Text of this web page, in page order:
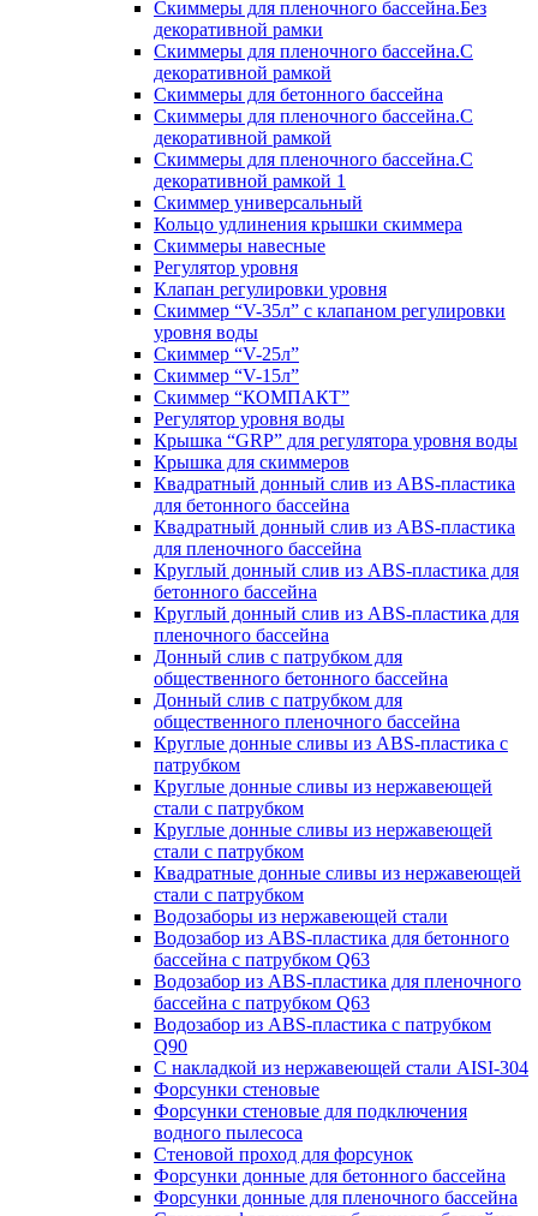
Скиммеры для пленочного бассейна.Без
декоративной рамки
Скиммеры для пленочного бассейна.С
декоративной рамкой
Скиммеры для бетонного бассейна
Скиммеры для пленочного бассейна.С
декоративной рамкой
Скиммеры для пленочного бассейна.С
декоративной рамкой 1
Скиммер универсальный
Кольцо удлинения крышки скиммера
Скиммеры навесные
Регулятор уровня
Клапан регулировки уровня
Скиммер “V-35л” с клапаном регулировки
уровня воды
Скиммер “V-25л”
Скиммер “V-15л”
Скиммер “КОМПАКТ”
Регулятор уровня воды
Крышка “GRP” для регулятора уровня воды
Крышка для скиммеров
Квадратный донный слив из ABS-пластика
для бетонного бассейна
Квадратный донный слив из ABS-пластика
для пленочного бассейна
Круглый донный слив из ABS-пластика для
бетонного бассейна
Круглый донный слив из ABS-пластика для
пленочного бассейна
Донный слив с патрубком для
общественного бетонного бассейна
Донный слив с патрубком для
общественного пленочного бассейна
Круглые донные сливы из ABS-пластика с
патрубком
Круглые донные сливы из нержавеющей
стали с патрубком
Круглые донные сливы из нержавеющей
стали с патрубком
Квадратные донные сливы из нержавеющей
стали с патрубком
Водозаборы из нержавеющей стали
Водозабор из ABS-пластика для бетонного
бассейна с патрубком Q63
Водозабор из ABS-пластика для пленочного
бассейна с патрубком Q63
Водозабор из ABS-пластика с патрубком
Q90
С накладкой из нержавеющей стали AISI-304
Форсунки стеновые
Форсунки стеновые для подключения
водного пылесоса
Стеновой проход для форсунок
Форсунки донные для бетонного бассейна
Форсунки донные для пленочного бассейна